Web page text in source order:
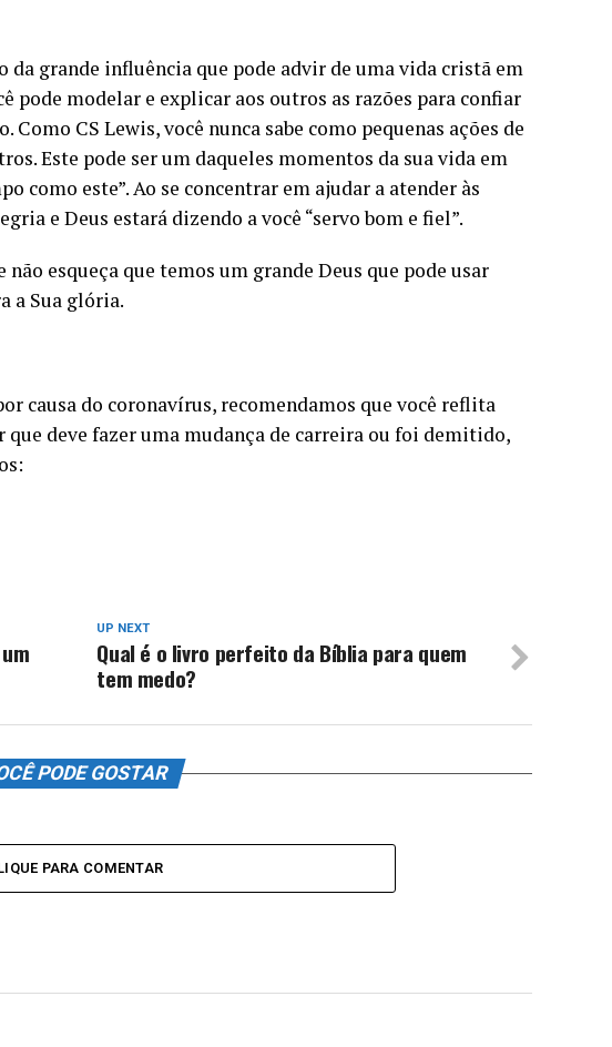
da grande influência que pode advir de uma vida cristã em
pode modelar e explicar aos outros as razões para confiar
CS Lewis, você nunca sabe como pequenas ações de
Este pode ser um daqueles momentos da sua vida em
como este”. Ao se concentrar em ajudar a atender às
e Deus estará dizendo a você “servo bom e fiel”.
esqueça que temos um grande Deus que pode usar
a Sua glória.
causa do coronavírus, recomendamos que você reflita
que deve fazer uma mudança de carreira ou foi demitido,
UP NEXT
Qual é o livro perfeito da Bíblia para quem
tem medo?
PODE GOSTAR
PARA COMENTAR